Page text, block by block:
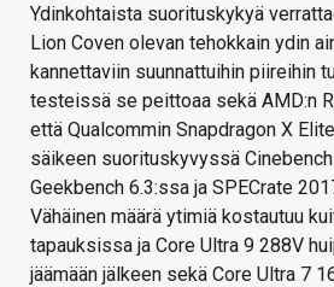
Ydinkohtaista suorituskykyä
Lion Coven olevan tehokkain ydin
kannettaviin suunnattuihin piireihin
testeissä se peittoaa sekä AMD:n
että Qualcommin Snapdragon X
säikeen suorituskyvyssä
Geekbench 6.3:ssa ja SPECrate
Vähäinen määrä ytimiä kostautuu
tapauksissa ja Core Ultra 9 288V
jäämään jälkeen sekä Core Ultra 7